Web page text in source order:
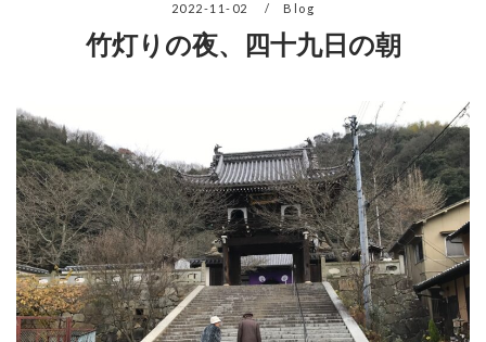
2022-11-02 Blog
竹灯りの夜、四十九日の朝